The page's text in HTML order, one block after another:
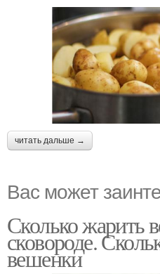
читать дальше →
Вас может
Сколько жарить
сковороде.
вешенки